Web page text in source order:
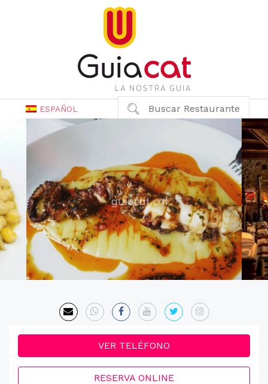
ESPAÑOL Buscar Restaurante
VER TELÉFONO
RESERVA ONLINE